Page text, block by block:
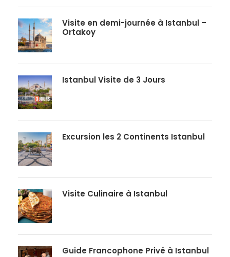
Visite en demi-journée à Istanbul –
Ortakoy
Istanbul Visite de 3 Jours
Excursion les 2 Continents Istanbul
Visite Culinaire à Istanbul
Guide Francophone Privé à Istanbul